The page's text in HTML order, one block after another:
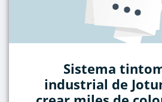
Sistema
industrial de